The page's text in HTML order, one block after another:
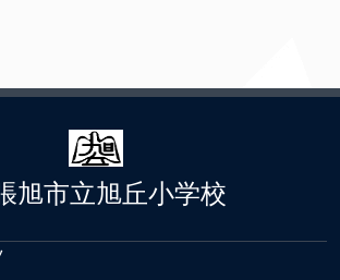
旭市立旭丘小学校